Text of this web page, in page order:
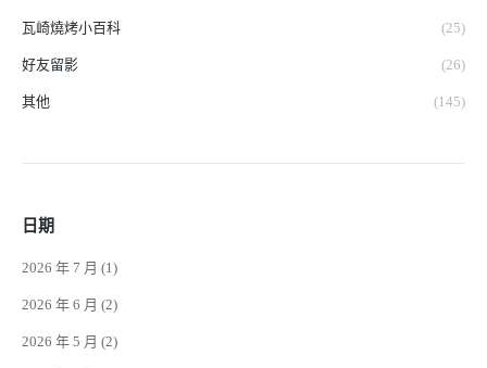
瓦崎燒烤小百科 (25)
好友留影 (26)
其他 (145)
日期
2026 年 7 月 (1)
2026 年 6 月 (2)
2026 年 5 月 (2)